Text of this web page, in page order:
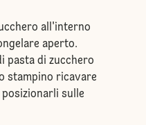
all'interno
aperto.
pasta di zucchero
stampino ricavare
sulle